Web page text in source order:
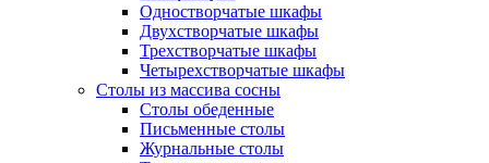
Одностворчатые шкафы
Двухстворчатые шкафы
Трехстворчатые шкафы
Четырехстворчатые шкафы
Столы из массива сосны
Столы обеденные
Письменные столы
Журнальные столы